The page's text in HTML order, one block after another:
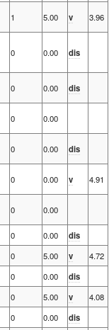
1 5.00 v
3.96
0 0.00 dis
0 0.00
dis
0
0.00
0 0.00
dis
0 0.00 v
4.91
0
0.00
0 0.00
dis
0 5.00 v
4.72
0 0.00
dis
0 5.00 v
4.08
0 0.00
dis